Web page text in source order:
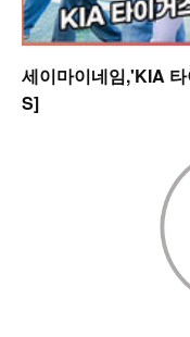
세이마이네임,'KIA
S]